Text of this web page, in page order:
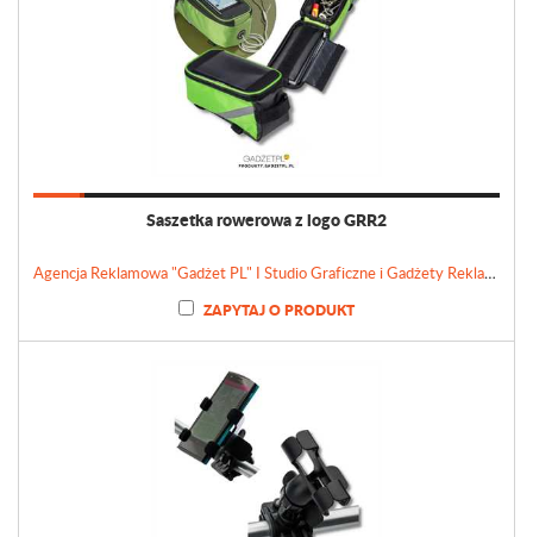
Saszetka rowerowa z logo GRR2
Agencja Reklamowa "Gadżet PL" I Studio Graficzne i Gadżety Reklamowe
ZAPYTAJ O PRODUKT